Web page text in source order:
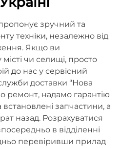
зручний та
техніки, незалежно від
Якщо ви
чи селищі, просто
до нас у сервісний
доставки “Нова
ремонт, надамо гарантію
запчастини, а
назад. Розрахуватися
в відділенні
перевіривши прилад